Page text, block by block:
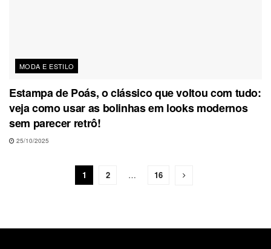
MODA E ESTILO
Estampa de Poás, o clássico que voltou com tudo:
veja como usar as bolinhas em looks modernos
sem parecer retrô!
25/10/2025
1 2 … 16